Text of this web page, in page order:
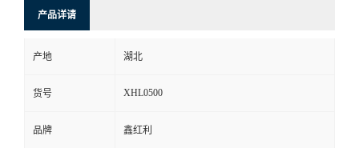
产品详请
产地 湖北
货号 XHL0500
品牌 鑫红利